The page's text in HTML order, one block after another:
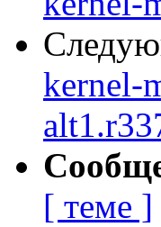
kernel-
[ теме ]